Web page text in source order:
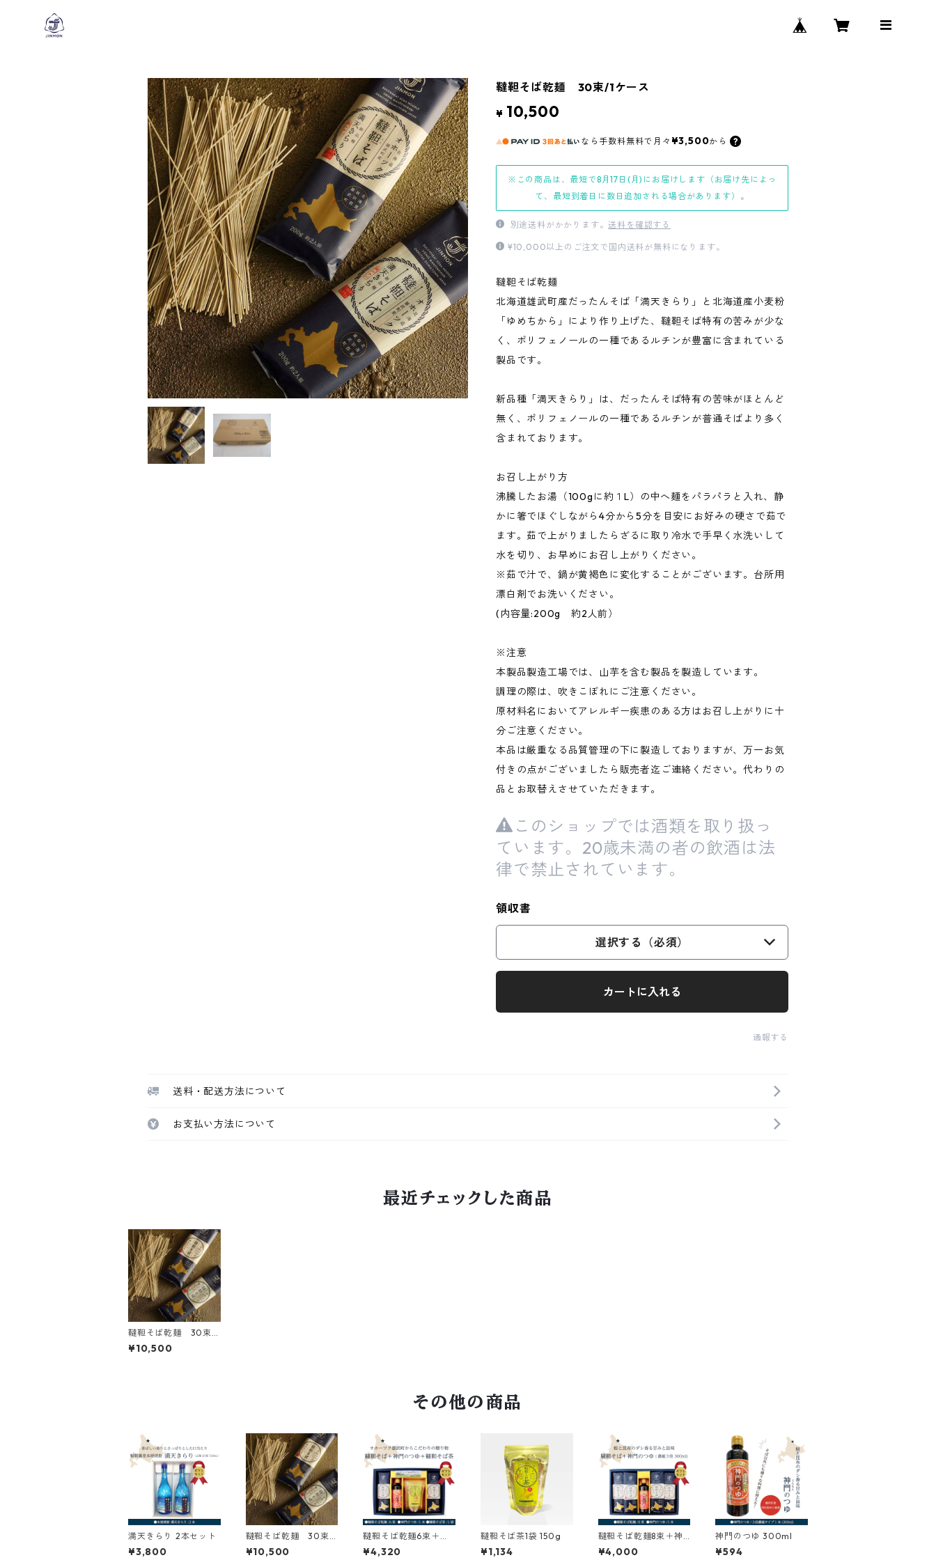
韃靼そば乾麺 30束/1ケース
¥ 10,500
なら 手数料無料で 月々 ¥3,500から
※この商品は、最短で8月17日(月)にお届けします（お届け先によっ
て、最短到着日に数日追加される場合があります）。
別途送料がかかります。送料を確認する
¥10,000以上のご注文で国内送料が無料になります。
韃靼そば乾麺
北海道雄武町産だったんそば「満天きらり」と北海道産小麦粉
「ゆめちから」により作り上げた、韃靼そば特有の苦みが少な
く、ポリフェノールの一種であるルチンが豊富に含まれている
製品です。
新品種「満天きらり」は、だったんそば特有の苦味がほとんど
無く、ポリフェノールの一種であるルチンが普通そばより多く
含まれております。
お召し上がり方
沸騰したお湯（100gに約１L）の中へ麺をパラパラと入れ、静
かに箸でほぐしながら4分から5分を目安にお好みの硬さで茹で
ます。茹で上がりましたらざるに取り冷水で手早く水洗いして
水を切り、お早めにお召し上がりください。
※茹で汁で、鍋が黄褐色に変化することがございます。台所用
漂白剤でお洗いください。
(内容量:200g 約2人前）
※注意
本製品製造工場では、山芋を含む製品を製造しています。
調理の際は、吹きこぼれにご注意ください。
原材料名においてアレルギー疾患のある方はお召し上がりに十
分ご注意ください。
本品は厳重なる品質管理の下に製造しておりますが、万一お気
付きの点がございましたら販売者迄ご連絡ください。代わりの
品とお取替えさせていただきます。
このショップでは酒類を取り扱っ
ています。20歳未満の者の飲酒は法
律で禁止されています。
領収書
選択する（必須）
カートに入れる
通報する
送料・配送方法について
お支払い方法について
最近チェックした商品
韃靼そば乾麺 30束/1
ケース
¥10,500
その他の商品
満天きらり 2本セット
¥3,800
韃靼そば乾麺 30束/1
ケース
¥10,500
韃靼そば乾麺6束＋神
門のつゆ1本＋韃靼そ
ば茶1袋
¥4,320
韃靼そば茶1袋 150g
¥1,134
韃靼そば乾麺8束＋神
門のつゆ1本
¥4,000
神門のつゆ 300ml
¥594